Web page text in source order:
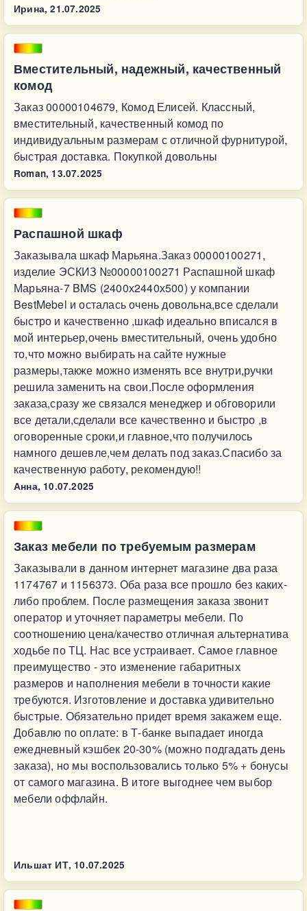
Ирина, 21.07.2025
Вместительный, надежный, качественный
комод
Заказ 00000104679, Комод Елисей. Классный,
вместительный, качественный комод по
индивидуальным размерам с отличной фурнитурой,
быстрая доставка. Покупкой довольны
Roman, 13.07.2025
Распашной шкаф
Заказывала шкаф Марьяна.Заказ 00000100271,
изделие ЭСКИЗ №00000100271 Распашной шкаф
Марьяна-7 BMS (2400х2440х500) у компании
BestMebel и осталась очень довольна,все сделали
быстро и качественно ,шкаф идеально вписался в
мой интерьер,очень вместительный, очень удобно
то,что можно выбирать на сайте нужные
размеры,также можно изменять все внутри,ручки
решила заменить на свои.После оформления
заказа,сразу же связался менеджер и обговорили
все детали,сделали все качественно и быстро ,в
оговоренные сроки,и главное,что получилось
намного дешевле,чем делать под заказ.Спасибо за
качественную работу, рекомендую!!
Анна, 10.07.2025
Заказ мебели по требуемым размерам
Заказывали в данном интернет магазине два раза
1174767 и 1156373. Оба раза все прошло без каких-
либо проблем. После размещения заказа звонит
оператор и уточняет параметры мебели. По
соотношению цена/качество отличная альтернатива
ходьбе по ТЦ. Нас все устраивает. Самое главное
преимущество - это изменение габаритных
размеров и наполнения мебели в точности какие
требуются. Изготовление и доставка удивительно
быстрые. Обязательно придет время закажем еще.
Добавлю по оплате: в Т-банке выпадает иногда
ежедневный кэшбек 20-30% (можно подгадать день
заказа), но мы воспользовались только 5% + бонусы
от самого магазина. В итоге выгоднее чем выбор
мебели оффлайн.
Ильшат ИТ, 10.07.2025